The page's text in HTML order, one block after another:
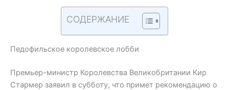
СОДЕРЖАНИЕ
Педофильское королевское лобби
Премьер-министр Королевства Великобритании Кир
Стармер заявил в субботу, что примет рекомендацию о